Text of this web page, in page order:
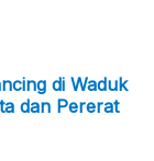
di Waduk
dan Pererat